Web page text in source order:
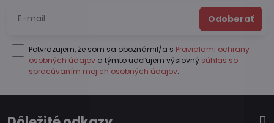
Odoberať
Potvrdzujem, že som sa oboznámil/a s Pravidlami ochrany
osobných údajov a týmto udeľujem výslovný súhlas so
spracúvaním mojich osobných údajov.